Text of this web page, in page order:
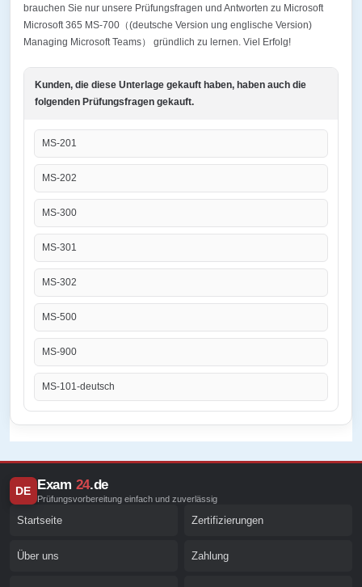
brauchen Sie nur unsere Prüfungsfragen und Antworten zu Microsoft
Microsoft 365 MS-700（(deutsche Version ung englische Version)
Managing Microsoft Teams） gründlich zu lernen. Viel Erfolg!
Kunden, die diese Unterlage gekauft haben, haben auch die
folgenden Prüfungsfragen gekauft.
MS-201
MS-202
MS-300
MS-301
MS-302
MS-500
MS-900
MS-101-deutsch
DE Exam 24.de
Prüfungsvorbereitung einfach und zuverlässig
Startseite Zertifizierungen
Über uns Zahlung